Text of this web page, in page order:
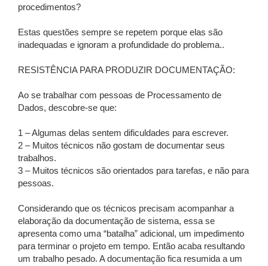
procedimentos?
Estas questões sempre se repetem porque elas são
inadequadas e ignoram a profundidade do problema..
RESISTÊNCIA PARA PRODUZIR DOCUMENTAÇÃO:
Ao se trabalhar com pessoas de Processamento de
Dados, descobre-se que:
1 – Algumas delas sentem dificuldades para escrever.
2 – Muitos técnicos não gostam de documentar seus
trabalhos.
3 – Muitos técnicos são orientados para tarefas, e não para
pessoas.
Considerando que os técnicos precisam acompanhar a
elaboração da documentação de sistema, essa se
apresenta como uma “batalha” adicional, um impedimento
para terminar o projeto em tempo. Então acaba resultando
um trabalho pesado. A documentação fica resumida a um